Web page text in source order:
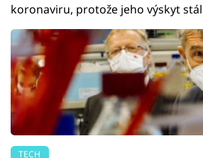
koronaviru, protože jeho výskyt
TECH